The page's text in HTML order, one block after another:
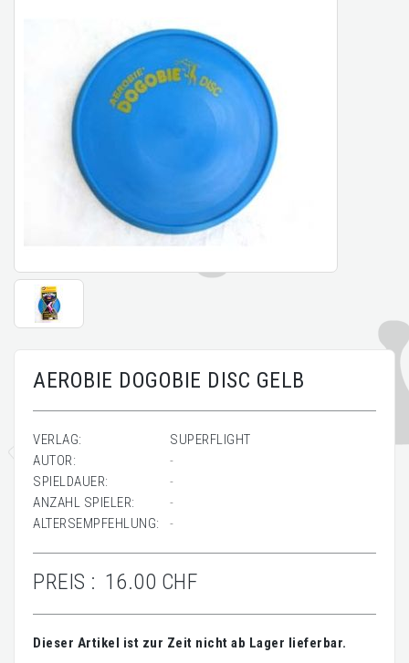
AEROBIE DOGOBIE DISC GELB
VERLAG:
SUPERFLIGHT
AUTOR:
-
SPIELDAUER:
-
ANZAHL SPIELER:
-
ALTERSEMPFEHLUNG:
-
PREIS : 16.00 CHF
Dieser Artikel ist zur Zeit nicht ab Lager lieferbar.